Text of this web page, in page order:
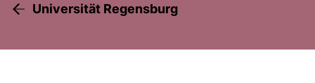
Universität Regensburg